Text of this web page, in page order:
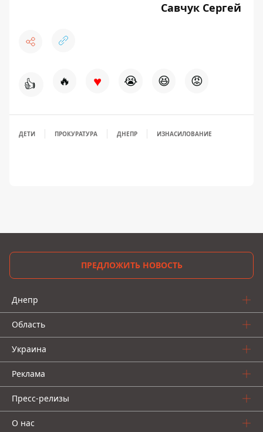
Савчук Сергей
👍 🔥 ♥ 😭 😆 😡
ДЕТИ ПРОКУРАТУРА ДНЕПР ИЗНАСИЛОВАНИЕ
ПРЕДЛОЖИТЬ НОВОСТЬ
Днепр
Область
Украина
Реклама
Пресс-релизы
О нас